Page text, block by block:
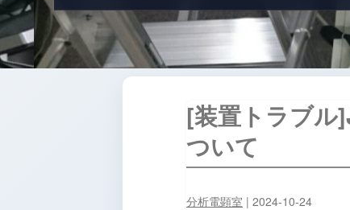
[装置トラブル
ついて
分析電顕室 | 2024-10-24